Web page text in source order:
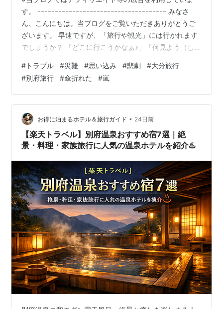
す。 ｰｰｰｰｰｰｰｰｰｰｰｰｰｰｰｰｰｰｰｰｰｰｰｰｰｰｰｰｰｰｰｰｰｰｰｰｰ みなさ
ん、こんにちは。当ブログをご覧いただきありがとうご
ざいます。 早速ですが、「旅行や観光」には行かれます
でしょうか？ 「どこに行こうかなぁ♪」「何見よう（しよ
ど、行く前からウキウキしますよね♪ さてさて、残念なが
ら今回も仕事の関係で行きましたのでさほど時間もあり
ませんでしたが。。。(T_T) ってことで、まずは・・・ご
紹介させていただきます。 ＊＊＊ 目次 ＊＊＊ ■ はじめ
に■ まずは宿へ！■ ここからが悲…
# トラブル #災難 #思い込み #悲劇 #大分旅行
#別府旅行 #傘折れた #嵐
お得に泊まるホテル＆旅行ガイド • 24日前
【楽天トラベル】別府温泉おすすめ宿7選｜絶
景・料理・家族旅行に人気の温泉ホテルを紹介♨️